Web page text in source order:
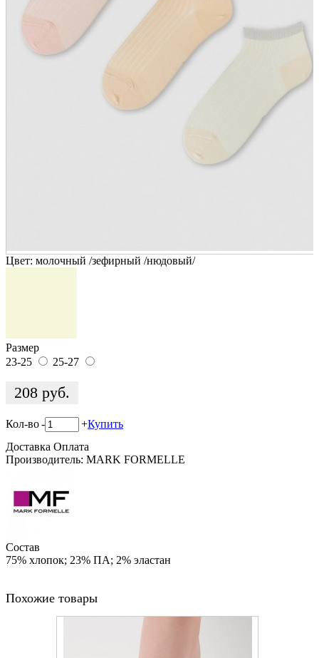
Цвет: молочный /зефирный /нюдовый/
Размер
23-25
25-27
208 руб.
Кол-во- +Купить
Доставка Оплата
Производитель: MARK FORMELLE
Состав
75% хлопок; 23% ПА; 2% эластан
Похожие товары